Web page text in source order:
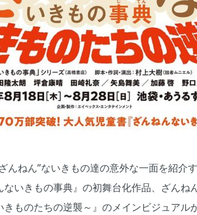
んねん”ないきもの達の意外な一面を紹介
いきもの事典』の初舞台化作品、ざんね
きものたちの逆襲～』のメインビジュアル